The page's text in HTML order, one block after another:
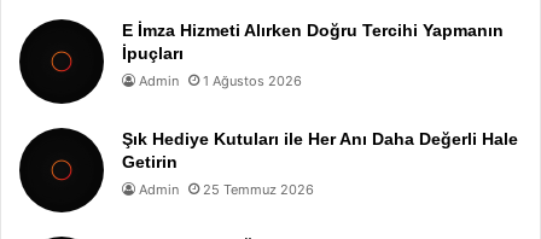
E İmza Hizmeti Alırken Doğru Tercihi Yapmanın
İpuçları
Admin 1 Ağustos 2026
Şık Hediye Kutuları ile Her Anı Daha Değerli Hale
Getirin
Admin 25 Temmuz 2026